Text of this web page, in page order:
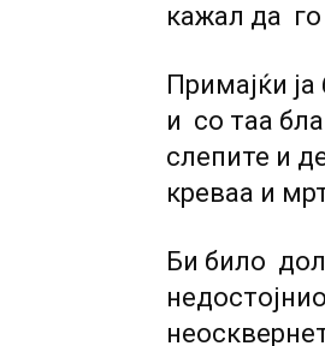
кажал да го
Примајќи
и со таа
слепите и
креваа и
Би било